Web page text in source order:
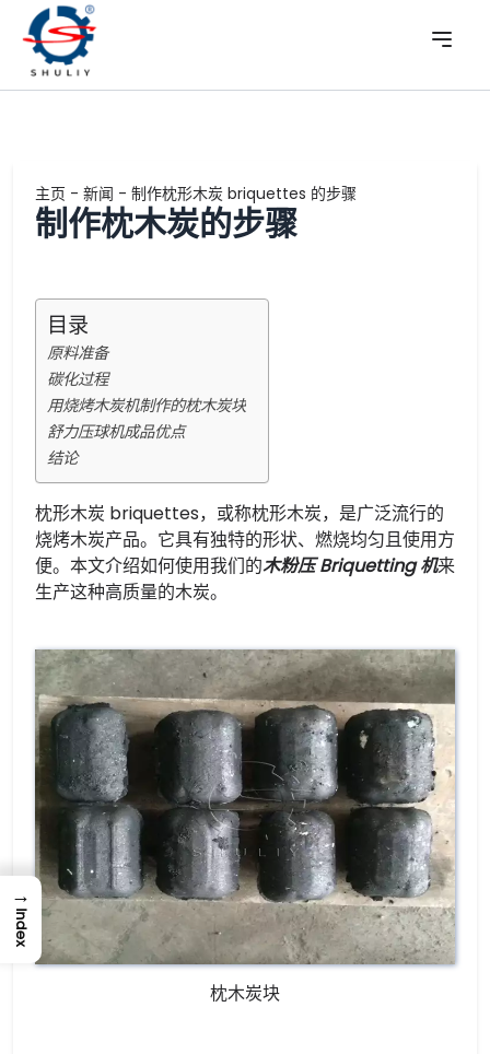
主页 - 新闻 - 制作枕形木炭 briquettes 的步骤
制作枕木炭的步骤
目录
原料准备
碳化过程
用烧烤木炭机制作的枕木炭块
舒力压球机成品优点
结论
枕形木炭 briquettes，或称枕形木炭，是广泛流行的
烧烤木炭产品。它具有独特的形状、燃烧均匀且使用方
便。本文介绍如何使用我们的木粉压 Briquetting 机来
生产这种高质量的木炭。
枕木炭块
→
Index